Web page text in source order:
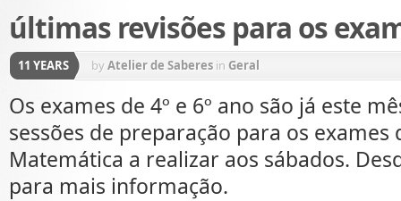
últimas revisões para os
11 YEARS byAtelier de Saberes in Geral
Os exames de 4º e 6º ano são já este
sessões de preparação para os exames
Matemática a realizar aos sábados.
para mais informação.